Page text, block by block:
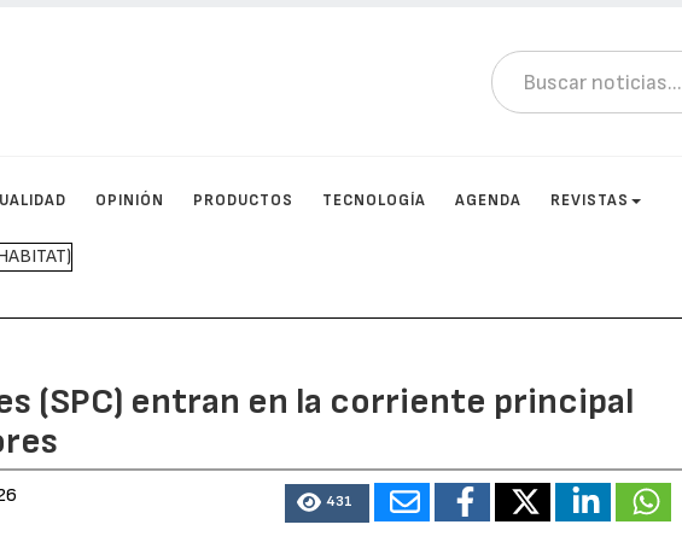
OPINIÓN PRODUCTOS TECNOLOGÍA AGENDA REVISTAS
(SPC) entran en la corriente principal
431